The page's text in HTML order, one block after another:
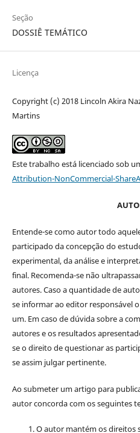
Seção
DOSSIÊ TEMÁTICO
Licença
Copyright (c) 2018 Lincoln Akira
Martins
Este trabalho está licenciado sob
Attribution-NonCommercial-
Entende-se como autor todo
participado da concepção do
experimental, da análise e
final. Recomenda-se não
autores. Caso a quantidade de
se informar ao editor responsável
um. Em caso de dúvida sobre a
autores e os resultados
se o direito de questionar as
se assim julgar pertinente.
Ao submeter um artigo para
autor concorda com os seguintes
O autor mantém os direitos